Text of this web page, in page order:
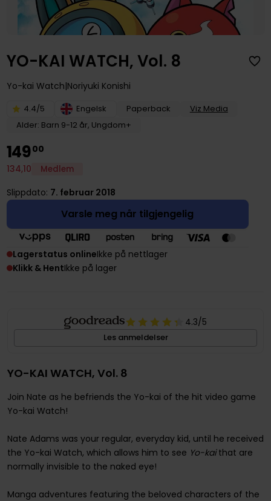
YO-KAI WATCH, Vol. 8
Yo-kai Watch Noriyuki Konishi
4.4/5 Engelsk Paperback
Viz Media
Alder: Barn 9-12 år, Ungdom+
14900
134,10 Medlem
Slippdato: 7. februar 2018
Varsle meg når tilgjengelig
Lagerstatus onlineIkke på nettlager
Klikk & HentIkke på lager
4.3/5
Les anmeldelser
YO-KAI WATCH, Vol. 8
Join Nate as he befriends the Yo-kai of the hit video game
Yo-kai Watch!
Nate Adams was your regular, everyday kid, until he received
the Yo-kai Watch, which allows him to see Yo-kaithat are
normally invisible to the naked eye!
Manga adventures featuring the beloved characters of the